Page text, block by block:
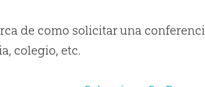
de como solicitar una
colegio, etc.